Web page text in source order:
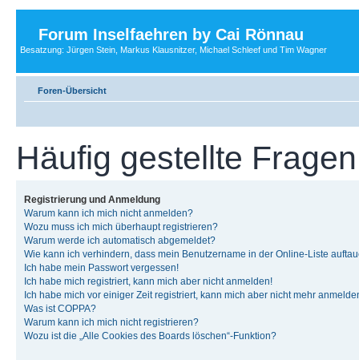
Forum Inselfaehren by Cai Rönnau
Besatzung: Jürgen Stein, Markus Klausnitzer, Michael Schleef und Tim Wagner
Foren-Übersicht
Häufig gestellte Fragen
Registrierung und Anmeldung
Warum kann ich mich nicht anmelden?
Wozu muss ich mich überhaupt registrieren?
Warum werde ich automatisch abgemeldet?
Wie kann ich verhindern, dass mein Benutzername in der Online-Liste
Ich habe mein Passwort vergessen!
Ich habe mich registriert, kann mich aber nicht anmelden!
Ich habe mich vor einiger Zeit registriert, kann mich aber nicht mehr
Was ist COPPA?
Warum kann ich mich nicht registrieren?
Wozu ist die „Alle Cookies des Boards löschen“-Funktion?